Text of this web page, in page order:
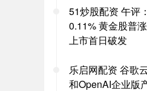
51炒股配资 午评
0.11% 黄金股普
上市首日破发
乐启网配资 谷歌
和OpenAI企业版